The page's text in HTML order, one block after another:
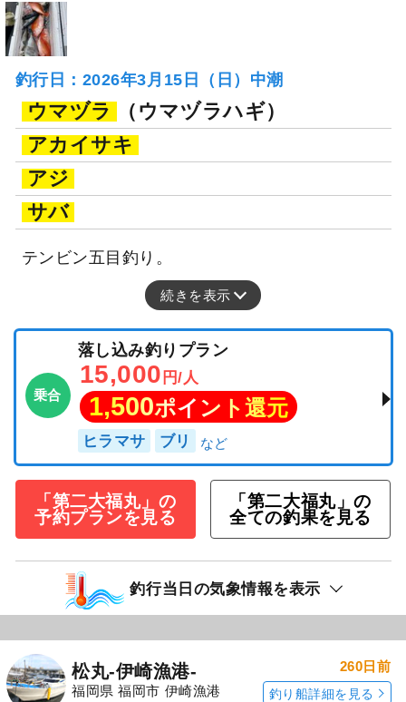
釣行日：2026年3月15日（日）中潮
ウマヅラ
（ウマヅラハギ）
アカイサキ
アジ
サバ
テンビン五目釣り。
続きを表示
乗合
落し込み釣りプラン
15,000 円/人
1,500ポイント還元
ヒラマサ ブリ
「第二大福丸」の
予約プランを見る
「第二大福丸」の
全ての釣果を見る
釣行当日の気象情報を表示
松丸-伊崎漁港-
福岡県 福岡市 伊崎漁港
260日前
釣り船詳細を見る